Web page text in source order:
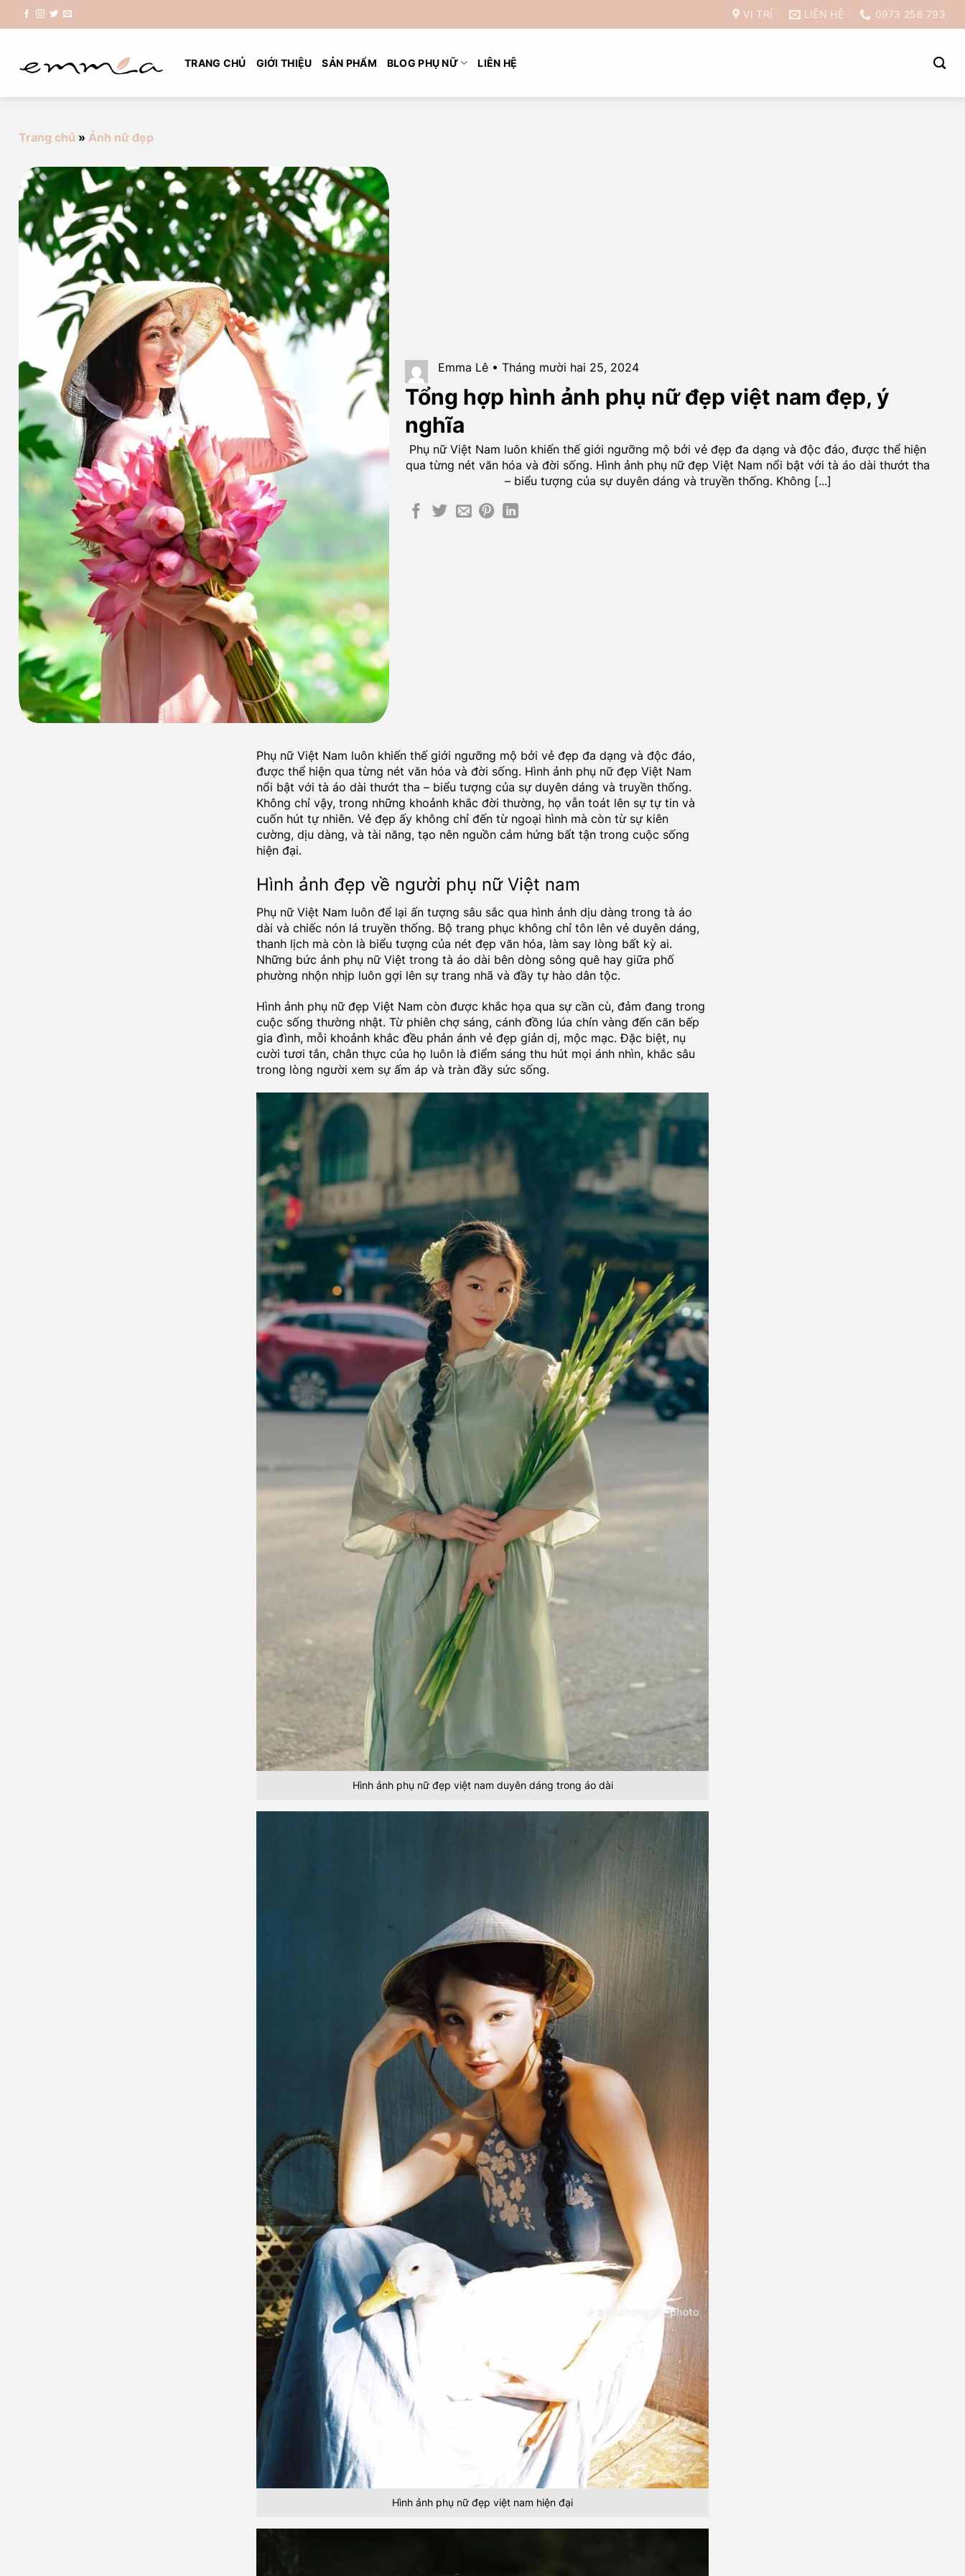
Chuyển
đến
dung
VỊ TRÍ LIÊN HỆ 0973 258 793
TRANG CHỦ GIỚI THIỆU SẢN PHẨM BLOG PHỤ NỮ LIÊN HỆ
Trang chủ » Ảnh nữ đẹp
Emma Lê • Tháng mười hai 25, 2024
Tổng hợp hình ảnh phụ nữ đẹp việt nam đẹp, ý
nghĩa
Phụ nữ Việt Nam luôn khiến thế giới ngưỡng mộ bởi vẻ đẹp đa dạng và độc đáo, được thể hiện
qua từng nét văn hóa và đời sống. Hình ảnh phụ nữ đẹp Việt Nam nổi bật với tà áo dài thướt tha
– biểu tượng của sự duyên dáng và truyền thống. Không [...]
Phụ nữ Việt Nam luôn khiến thế giới ngưỡng mộ bởi vẻ đẹp đa dạng và độc đáo,
được thể hiện qua từng nét văn hóa và đời sống. Hình ảnh phụ nữ đẹp Việt Nam
nổi bật với tà áo dài thướt tha – biểu tượng của sự duyên dáng và truyền thống.
Không chỉ vậy, trong những khoảnh khắc đời thường, họ vẫn toát lên sự tự tin và
cuốn hút tự nhiên. Vẻ đẹp ấy không chỉ đến từ ngoại hình mà còn từ sự kiên
cường, dịu dàng, và tài năng, tạo nên nguồn cảm hứng bất tận trong cuộc sống
hiện đại.
Hình ảnh đẹp về người phụ nữ Việt nam
Phụ nữ Việt Nam luôn để lại ấn tượng sâu sắc qua hình ảnh dịu dàng trong tà áo
dài và chiếc nón lá truyền thống. Bộ trang phục không chỉ tôn lên vẻ duyên dáng,
thanh lịch mà còn là biểu tượng của nét đẹp văn hóa, làm say lòng bất kỳ ai.
Những bức ảnh phụ nữ Việt trong tà áo dài bên dòng sông quê hay giữa phố
phường nhộn nhịp luôn gợi lên sự trang nhã và đầy tự hào dân tộc.
Hình ảnh phụ nữ đẹp Việt Nam còn được khắc họa qua sự cần cù, đảm đang trong
cuộc sống thường nhật. Từ phiên chợ sáng, cánh đồng lúa chín vàng đến căn bếp
gia đình, mỗi khoảnh khắc đều phản ánh vẻ đẹp giản dị, mộc mạc. Đặc biệt, nụ
cười tươi tắn, chân thực của họ luôn là điểm sáng thu hút mọi ánh nhìn, khắc sâu
trong lòng người xem sự ấm áp và tràn đầy sức sống.
Hình ảnh phụ nữ đẹp việt nam duyên dáng trong áo dài
Hình ảnh phụ nữ đẹp việt nam hiện đại